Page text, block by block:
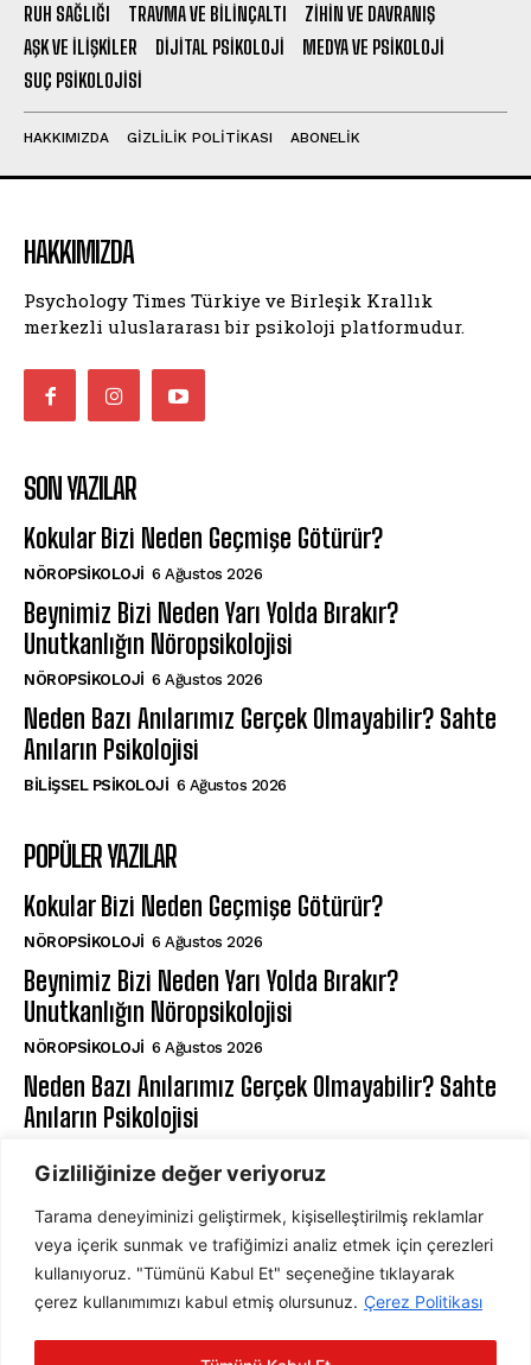
Gizliliğinize değer veriyoruz
Tarama deneyiminizi geliştirmek, kişiselleştirilmiş reklamlar
veya içerik sunmak ve trafiğimizi analiz etmek için çerezleri
kullanıyoruz. "Tümünü Kabul Et" seçeneğine tıklayarak
çerez kullanımımızı kabul etmiş olursunuz. Çerez Politikası
RUH SAĞLIĞI TRAVMA VE BILINÇALTI
ZIHIN VE DAVRANIŞ
AŞK VE İLIŞKILER
DIJITAL PSIKOLOJI
MEDYA VE PSIKOLOJI
SUÇ PSIKOLOJISI
HAKKIMIZDA GIZLILIK POLITIKASI ABONELIK
HAKKIMIZDA
Psychology Times Türkiye ve Birleşik Krallık
merkezli uluslararası bir psikoloji platformudur.
SON YAZILAR
Kokular Bizi Neden Geçmişe Götürür?
NÖROPSIKOLOJI 6 Ağustos 2026
Beynimiz Bizi Neden Yarı Yolda Bırakır?
Unutkanlığın Nöropsikolojisi
NÖROPSIKOLOJI 6 Ağustos 2026
Neden Bazı Anılarımız Gerçek Olmayabilir? Sahte
Anıların Psikolojisi
BILIŞSEL PSIKOLOJI 6 Ağustos 2026
POPÜLER YAZILAR
Kokular Bizi Neden Geçmişe Götürür?
NÖROPSIKOLOJI 6 Ağustos 2026
Beynimiz Bizi Neden Yarı Yolda Bırakır?
Unutkanlığın Nöropsikolojisi
NÖROPSIKOLOJI 6 Ağustos 2026
Neden Bazı Anılarımız Gerçek Olmayabilir? Sahte
Anıların Psikolojisi
ABONE OL
ABONE OL